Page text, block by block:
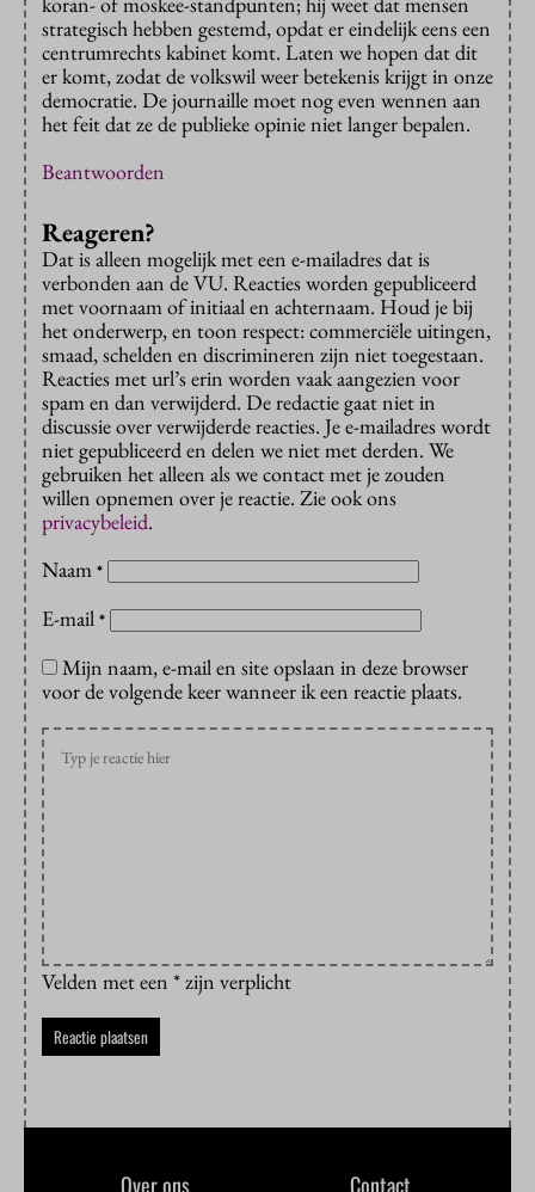
strategisch hebben gestemd, opdat er eindelijk eens een
centrumrechts kabinet komt. Laten we hopen dat dit
er komt, zodat de volkswil weer betekenis krijgt in onze
democratie. De journaille moet nog even wennen aan
het feit dat ze de publieke opinie niet langer bepalen.
Beantwoorden
Reageren?
Dat is alleen mogelijk met een e-mailadres dat is
verbonden aan de VU. Reacties worden gepubliceerd
met voornaam of initiaal en achternaam. Houd je bij
het onderwerp, en toon respect: commerciële uitingen,
smaad, schelden en discrimineren zijn niet toegestaan.
Reacties met url’s erin worden vaak aangezien voor
spam en dan verwijderd. De redactie gaat niet in
discussie over verwijderde reacties. Je e-mailadres wordt
niet gepubliceerd en delen we niet met derden. We
gebruiken het alleen als we contact met je zouden
willen opnemen over je reactie. Zie ook ons
privacybeleid.
Naam *
E-mail *
Mijn naam, e-mail en site opslaan in deze browser
voor de volgende keer wanneer ik een reactie plaats.
Velden met een * zijn verplicht
Over ons Contact